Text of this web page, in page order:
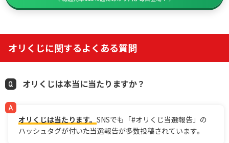
オリくじに関するよくある質問
オリくじは本当に当たりますか？
オリくじは当たります。 SNSでも「#オリくじ当選報告」の
ハッシュタグが付いた当選報告が多数投稿されています。